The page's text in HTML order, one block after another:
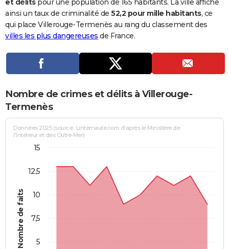
S'inscrire
Se connecter
Lycées
Collèges
Primaires
Universités
Entreprises
Service militaire
Avis de recherche
AVIS DE DÉCÈS
et délitspour une population de 165 habitants. La ville affiche
ainsi un taux de criminalité de 52,2 pour mille habitants, ce
qui place Villerouge-Termenès au rang du classement des
villes les plus dangereuses de France.
Nombre de crimes et délits à Villerouge-
Termenès
Nombre de faits
Données 2025 (source : Linternaute.com d'après le Ministère de
l'Intérieur et des Outre-Mer)
5
7,5
10
12,5
15